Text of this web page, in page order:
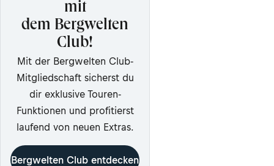
mit
dem Bergwelten
Club!
Mit der Bergwelten Club-
Mitgliedschaft sicherst du
dir exklusive Touren-
Funktionen und profitierst
laufend von neuen Extras.
Bergwelten Club entdecken